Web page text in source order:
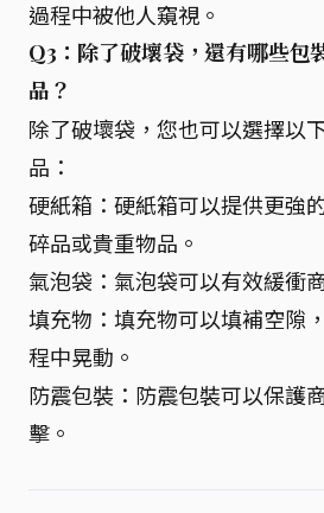
過程中被他人窺視。
Q3：除了破壞袋，還有哪些包
品？
除了破壞袋，您也可以選擇以
品：
硬紙箱：硬紙箱可以提供更強
碎品或貴重物品。
氣泡袋：氣泡袋可以有效緩衝
填充物：填充物可以填補空隙
程中晃動。
防震包裝：防震包裝可以保護
擊。